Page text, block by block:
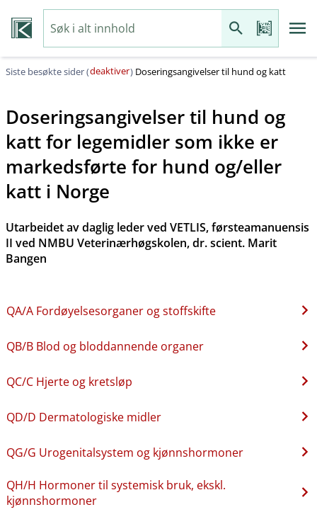
Siste besøkte sider (deaktiver) Doseringsangivelser til hund og katt
Doseringsangivelser til hund og
katt for legemidler som ikke er
markedsførte for hund og​/​eller
katt i Norge
Utarbeidet av daglig leder ved VETLIS, førsteamanuensis
II ved NMBU Veterinærhøgskolen, dr. scient. Marit
Bangen
QA​/​A Fordøyelsesorganer og stoffskifte
QB​/​B Blod og bloddannende organer
QC​/​C Hjerte og kretsløp
QD​/​D Dermatologiske midler
QG​/​G Urogenitalsystem og kjønnshormoner
QH​/​H Hormoner til systemisk bruk, ekskl.
kjønnshormoner